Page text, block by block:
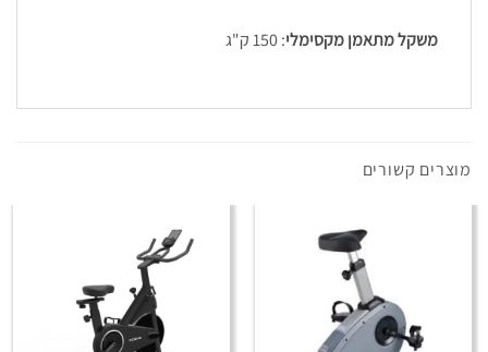
משקל מתאמן מקסימלי: 150 ק"ג
מוצרים קשורים